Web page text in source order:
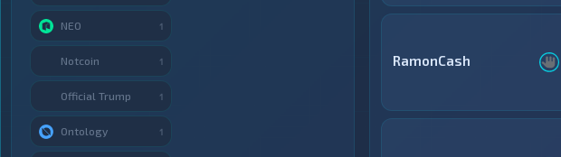
RamonCash
NEO 1
Notcoin 1
Official Trump 1
Ontology 1